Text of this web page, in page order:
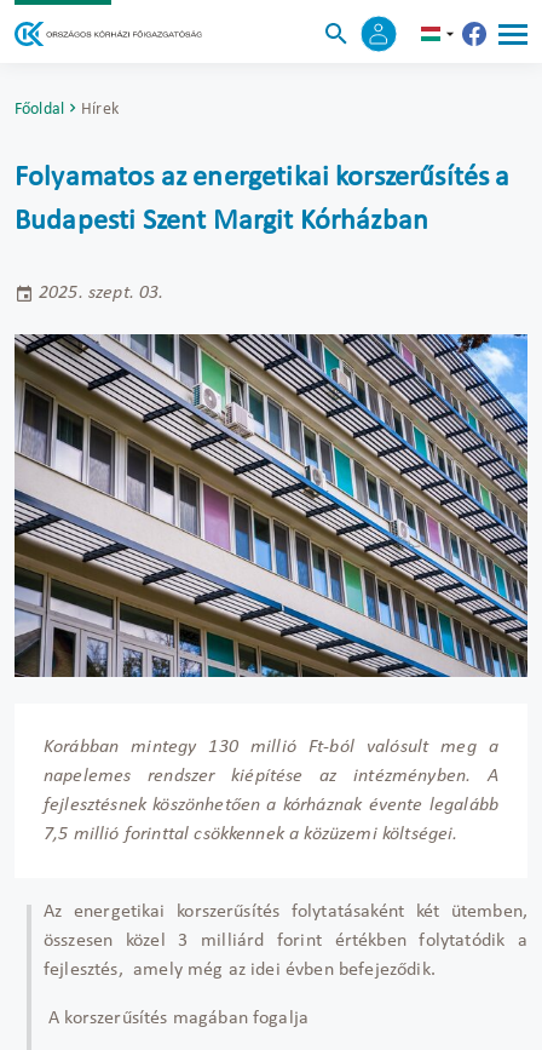
Főoldal Hírek
Folyamatos az energetikai korszerűsítés a
Budapesti Szent Margit Kórházban
2025. szept. 03.
Korábban mintegy 130 millió Ft-ból valósult meg a
napelemes rendszer kiépítése az intézményben. A
fejlesztésnek köszönhetően a kórháznak évente legalább
7,5 millió forinttal csökkennek a közüzemi költségei.
Az energetikai korszerűsítés folytatásaként két ütemben,
összesen közel 3 milliárd forint értékben folytatódik a
fejlesztés, amely még az idei évben befejeződik.
A korszerűsítés magában fogalja